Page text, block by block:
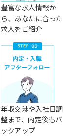
豊富な求人情報か
ら、あなたに合った
求人をご紹介
年収交渉や入社日調
整まで、内定後もバ
ックアップ